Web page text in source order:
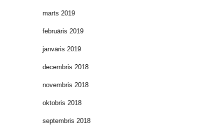
marts 2019
februāris 2019
janvāris 2019
decembris 2018
novembris 2018
oktobris 2018
septembris 2018